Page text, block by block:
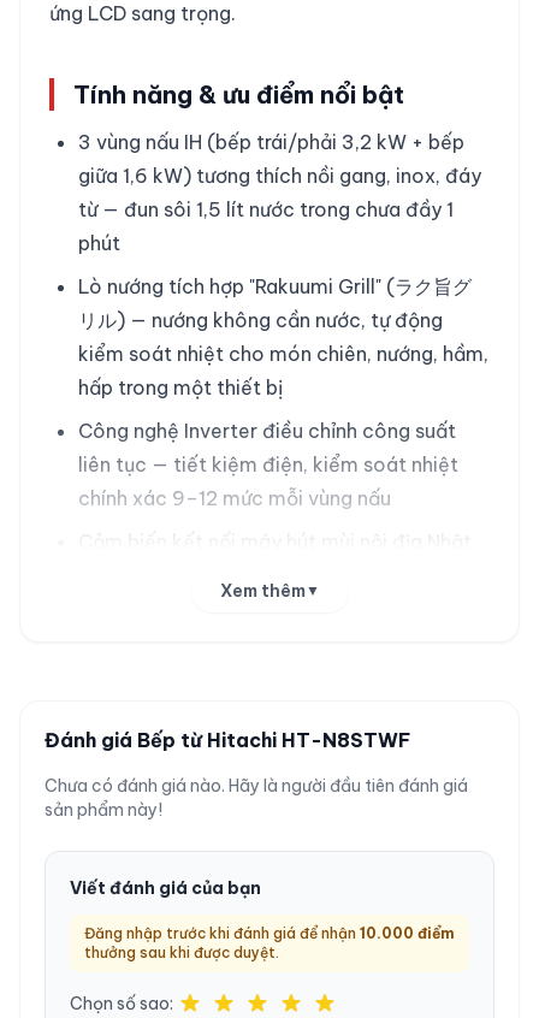
ứng LCD sang trọng.
Tính năng & ưu điểm nổi bật
3 vùng nấu IH (bếp trái/phải 3,2 kW + bếp
giữa 1,6 kW) tương thích nồi gang, inox, đáy
từ — đun sôi 1,5 lít nước trong chưa đầy 1
phút
Lò nướng tích hợp "Rakuumi Grill" (ラク旨グ
リル) — nướng không cần nước, tự động
kiểm soát nhiệt cho món chiên, nướng, hầm,
hấp trong một thiết bị
Công nghệ Inverter điều chỉnh công suất
liên tục — tiết kiệm điện, kiểm soát nhiệt
chính xác 9–12 mức mỗi vùng nấu
Cảm biến kết nối máy hút mùi nội địa Nhật
Cảm biến chống cháy tự động ngắt điện khi
Thông số kỹ thuật
Thương hiệu Hitachi
Model HT-N8STWF (màu bạc)
Loại
Bếp từ âm 3 vùng IH + lò
Xem thêm ▼
Đánh giá Bếp từ Hitachi HT-N8STWF
Chưa có đánh giá nào. Hãy là người đầu tiên đánh giá
sản phẩm này!
Viết đánh giá của bạn
Đăng nhập trước khi đánh giá để nhận 10.000 điểm
thưởng sau khi được duyệt.
Chọn số sao: